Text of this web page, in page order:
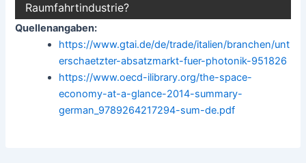
Raumfahrtindustrie?
Quellenangaben:
https://www.gtai.de/de/trade/italien/branchen/unt
erschaetzter-absatzmarkt-fuer-photonik-951826
https://www.oecd-ilibrary.org/the-space-
economy-at-a-glance-2014-summary-
german_9789264217294-sum-de.pdf